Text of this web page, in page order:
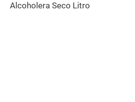
Alcoholera Seco Litro